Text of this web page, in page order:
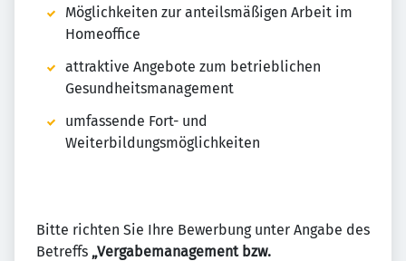
Möglichkeiten zur anteilsmäßigen Arbeit im
Homeoffice
attraktive Angebote zum betrieblichen
Gesundheitsmanagement
umfassende Fort- und
Weiterbildungsmöglichkeiten
Bitte richten Sie Ihre Bewerbung unter Angabe des
Betreffs „Vergabemanagement bzw.